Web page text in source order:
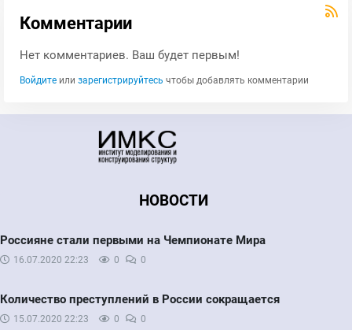
Комментарии
Нет комментариев. Ваш будет первым!
Войдите или зарегистрируйтесь чтобы добавлять комментарии
НОВОСТИ
Россияне стали первыми на Чемпионате Мира
16.07.2020 22:23 0 0
Количество преступлений в России сокращается
15.07.2020 22:23 0 0